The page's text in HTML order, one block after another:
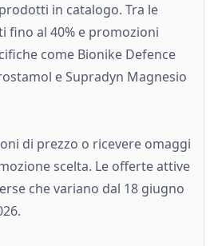
in catalogo. Tra le
fino al 40% e promozioni
come Bionike Defence
e Supradyn Magnesio
di prezzo o ricevere omaggi
scelta. Le offerte attive
che variano dal 18 giugno